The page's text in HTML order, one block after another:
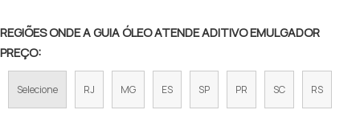
ADITIVO EMULGADOR REDUZIR TENSÃO SUPERFICIAL
ADITIVO EMULGADOR RESISTÊNCIA
ADITIVO EMULGADOR SULFONATO
REGIÕES ONDE A GUIA ÓLEO ATENDE ADITIVO EMULGADOR
PREÇO:
Selecione RJ MG ES SP PR SC RS